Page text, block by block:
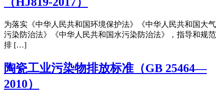
为落实《中华人民共和国环境保护法》《中华人民共和国大气
污染防治法》《中华人民共和国水污染防治法》，指导和规范
排 […]
陶瓷工业污染物排放标准（GB 25464—
2010）